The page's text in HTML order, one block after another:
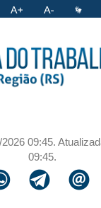
09:45.
09:45.
via twittervia
Compartilhar